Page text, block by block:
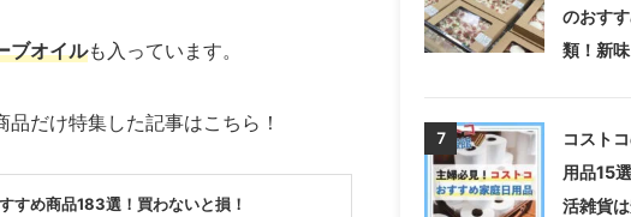
ブオイルも入っています。
だけ特集した記事はこちら！
すめ商品183選！買わないと損！
のおす
類！新
7
コスト
用品15
活雑貨